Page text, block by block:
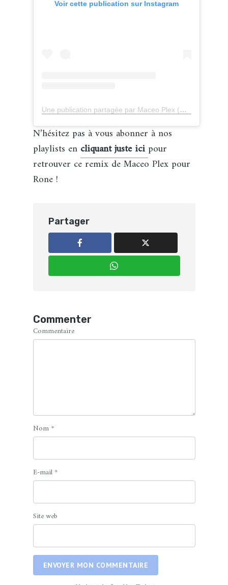
Voir cette publication sur Instagram
Une publication partagée par Maceo Plex (@maceoplex)
N’hésitez pas à vous abonner à nos
playlists en cliquantjusteicipour
retrouver ce remix de Maceo Plex pour
Rone !
Partager
Commenter
Commentaire
Nom *
E-mail *
Site web
ENVOYER MON COMMENTAIRE